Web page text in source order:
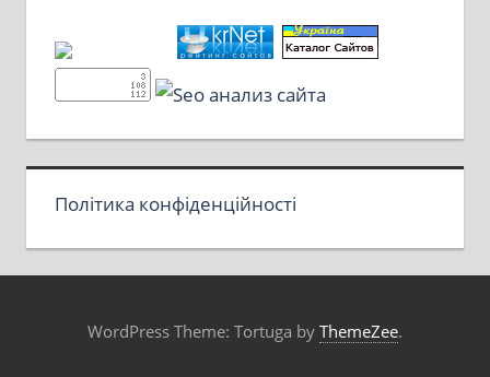
Політика конфіденційності
WordPress Theme: Tortuga by ThemeZee.